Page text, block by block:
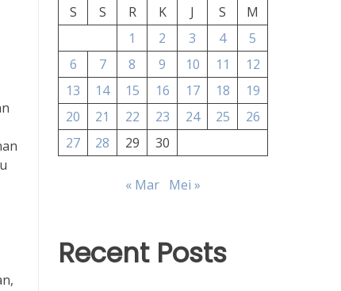
S
S R K J S
M
1
2 3 4
5
6
7 8 9 10 11
12
13
14 15 16 17 18
19
20
21 22 23 24 25
26
27
28 29 30
« Mar Mei »
Recent Posts